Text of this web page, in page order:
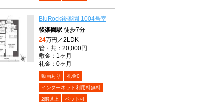
BluRock後楽園 1004号室
後楽園駅 徒歩7分
24万円／2LDK
管・共：20,000円
敷金：1ヶ月
礼金：0ヶ月
動画あり 礼金0
インターネット利用料無料
2階以上 ペット可